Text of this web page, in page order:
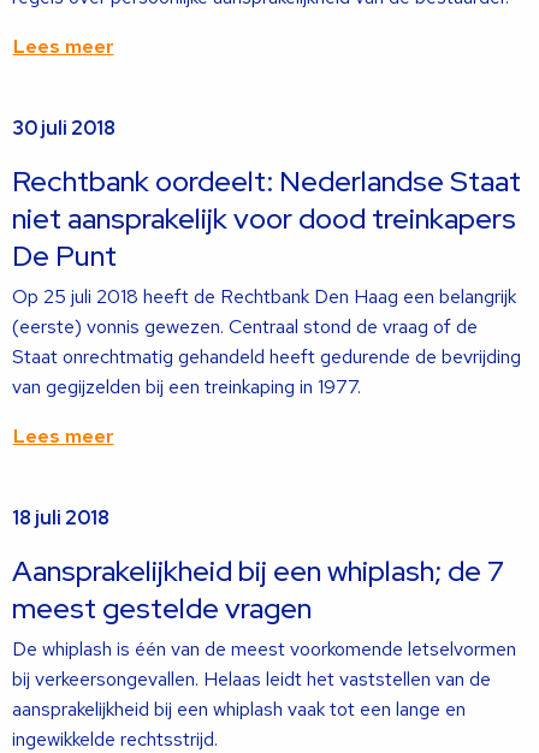
Lees meer
meer
30 juli 2018
Rechtbank oordeelt: Nederlandse Staat
niet aansprakelijk voor dood treinkapers
De Punt
Op 25 juli 2018 heeft de Rechtbank Den Haag een belangrijk
(eerste) vonnis gewezen. Centraal stond de vraag of de
Staat onrechtmatig gehandeld heeft gedurende de bevrijding
van gegijzelden bij een treinkaping in 1977.
Lees meer
meer
18 juli 2018
Aansprakelijkheid bij een whiplash; de 7
meest gestelde vragen
De whiplash is één van de meest voorkomende letselvormen
bij verkeersongevallen. Helaas leidt het vaststellen van de
aansprakelijkheid bij een whiplash vaak tot een lange en
ingewikkelde rechtsstrijd.